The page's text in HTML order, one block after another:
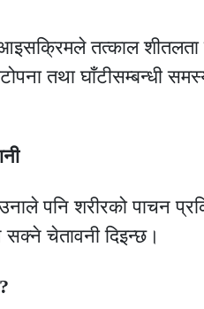
आइसक्रिमले तत्काल
तथा घाँटीसम्बन्धी
पनि शरीरको पाचन
सक्ने चेतावनी दिइन्छ।